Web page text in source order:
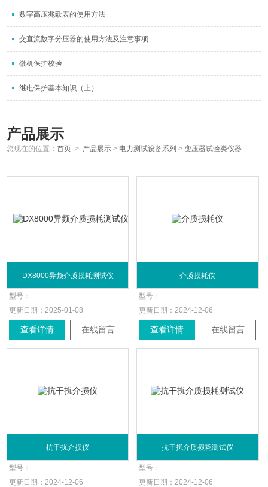
数字高压兆欧表的使用方法
交直流数字分压器的使用方法及注意事项
微机保护校验
继电保护基本知识（上）
产品展示
您现在的位置：首页 > 产品展示 > 电力测试设备系列 >变压器试验类仪器
DX8000异频介质损耗测试仪
型号：
更新日期： 2025-01-08
查看详情 在线留言
介质损耗仪
型号：
更新日期： 2024-12-06
查看详情 在线留言
抗干扰介损仪
型号：
更新日期： 2024-12-06
抗干扰介质损耗测试仪
型号：
更新日期： 2024-12-06